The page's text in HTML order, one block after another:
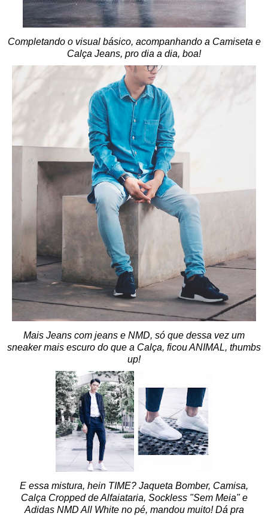
Completando o visual básico, acompanhando a Camiseta e
Calça Jeans, pro dia a dia, boa!
Mais Jeans com jeans e NMD, só que dessa vez um
sneaker mais escuro do que a Calça, ficou ANIMAL, thumbs
up!
E essa mistura, hein TIME? Jaqueta Bomber, Camisa,
Calça Cropped de Alfaiataria, Sockless "Sem Meia" e
Adidas NMD All White no pé, mandou muito! Dá pra